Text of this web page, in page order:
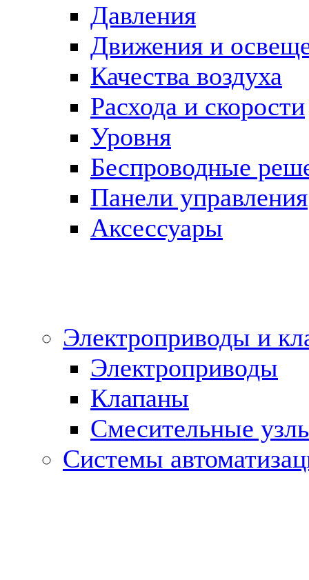
Давления
Движения и
Качества воздуха
Расхода и скорости
Уровня
Беспроводные
Панели управления
Аксессуары
Электроприводы и
Электроприводы
Клапаны
Cмесительные
Системы